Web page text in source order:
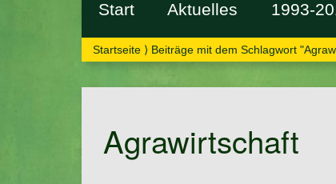
Start Aktuelles 1993-
Startseite ⟩ Beiträge mit dem Schlagwort
Agrawirtschaft